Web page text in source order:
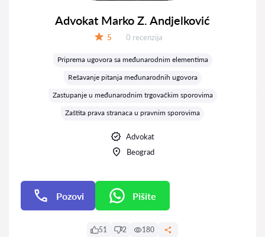
Advokat Marko Z. Andjelković
5 Recenzija:
0 recenzija
Priprema ugovora sa međunarodnim elementima
Rešavanje pitanja međunarodnih ugovora
Zastupanje u međunarodnim trgovačkim sporovima
Zaštita prava stranaca u pravnim sporovima
Advokat
Beograd
Pozovi Pišite
51 2 180